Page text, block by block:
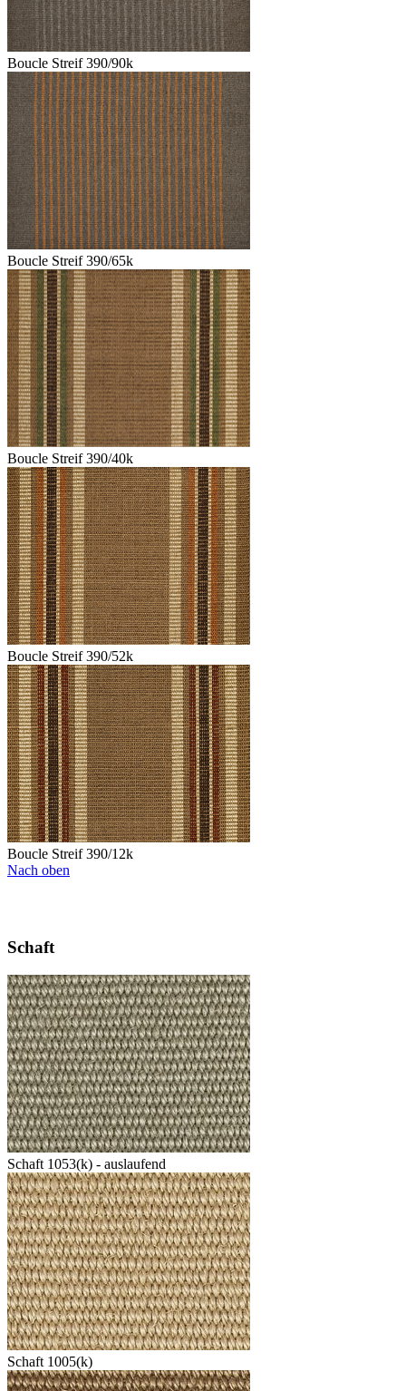
Boucle Streif 390/90k
Boucle Streif 390/65k
Boucle Streif 390/40k
Boucle Streif 390/52k
Boucle Streif 390/12k
Nach oben
Schaft
Schaft 1053(k) - auslaufend
Schaft 1005(k)